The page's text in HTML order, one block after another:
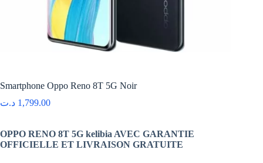
Smartphone Oppo Reno 8T 5G Noir
1,799.00 د.ت
OPPO RENO 8T 5G kelibia AVEC GARANTIE
OFFICIELLE ET LIVRAISON GRATUITE